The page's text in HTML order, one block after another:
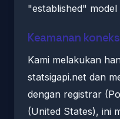
"established" model
Keamanan
Kami melakukan
statsigapi.net dan
dengan registrar
(United States), ini